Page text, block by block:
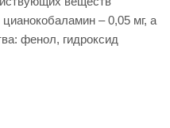
– 0,05 мг, а
фенол, гидроксид